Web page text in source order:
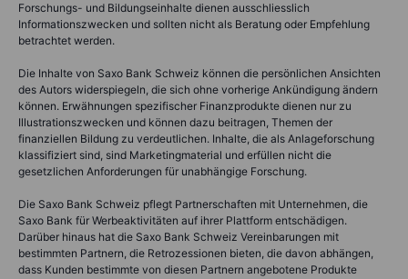
Forschungs- und Bildungseinhalte dienen ausschliesslich
Informationszwecken und sollten nicht als Beratung oder Empfehlung
betrachtet werden.
Die Inhalte von Saxo Bank Schweiz können die persönlichen Ansichten
des Autors widerspiegeln, die sich ohne vorherige Ankündigung ändern
können. Erwähnungen spezifischer Finanzprodukte dienen nur zu
Illustrationszwecken und können dazu beitragen, Themen der
finanziellen Bildung zu verdeutlichen. Inhalte, die als Anlageforschung
klassifiziert sind, sind Marketingmaterial und erfüllen nicht die
gesetzlichen Anforderungen für unabhängige Forschung.
Die Saxo Bank Schweiz pflegt Partnerschaften mit Unternehmen, die
Saxo Bank für Werbeaktivitäten auf ihrer Plattform entschädigen.
Darüber hinaus hat die Saxo Bank Schweiz Vereinbarungen mit
bestimmten Partnern, die Retrozessionen bieten, die davon abhängen,
dass Kunden bestimmte von diesen Partnern angebotene Produkte